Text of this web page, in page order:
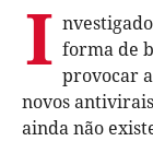
I forma de
provocar
novos
ainda não